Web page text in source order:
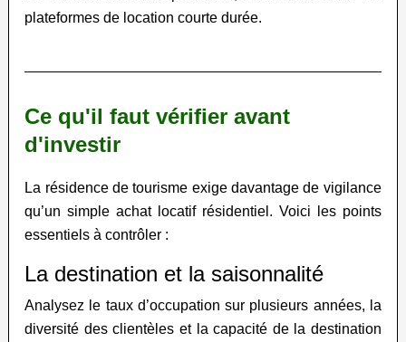
plateformes de location courte durée.
Ce qu'il faut vérifier avant
d'investir
La résidence de tourisme exige davantage de vigilance
qu’un simple achat locatif résidentiel. Voici les points
essentiels à contrôler :
La destination et la saisonnalité
Analysez le taux d’occupation sur plusieurs années, la
diversité des clientèles et la capacité de la destination